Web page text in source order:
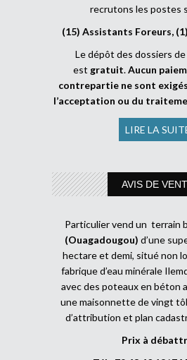
recrutons les postes
(15) Assistants Foreurs,
Le dépôt des dossiers
est gratuit.Aucun
contrepartie ne sont
l’acceptation ou du
LIRE LA
AVIS DE
Particulier vend un terrain
(Ouagadougou) d’une
hectare et demi, situé non
fabrique d’eau minérale
avec des poteaux en béton
une maisonnette de vingt
d’attribution et plan
Prix à